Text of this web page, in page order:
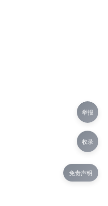
免责声明
举报
收录